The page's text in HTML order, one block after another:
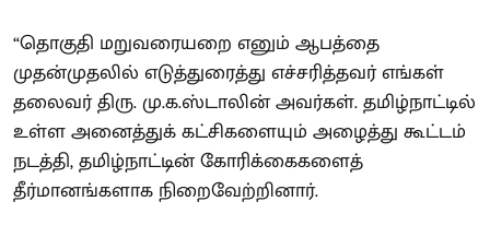
“தொகுதி மறுவரையறை எனும் ஆபத்தை
முதன்முதலில் எடுத்துரைத்து எச்சரித்தவர் எங்கள்
தலைவர் திரு. மு.க.ஸ்டாலின் அவர்கள். தமிழ்நாட்டில்
உள்ள அனைத்துக் கட்சிகளையும் அழைத்து கூட்டம்
நடத்தி, தமிழ்நாட்டின் கோரிக்கைகளைத்
தீர்மானங்களாக நிறைவேற்றினார்.